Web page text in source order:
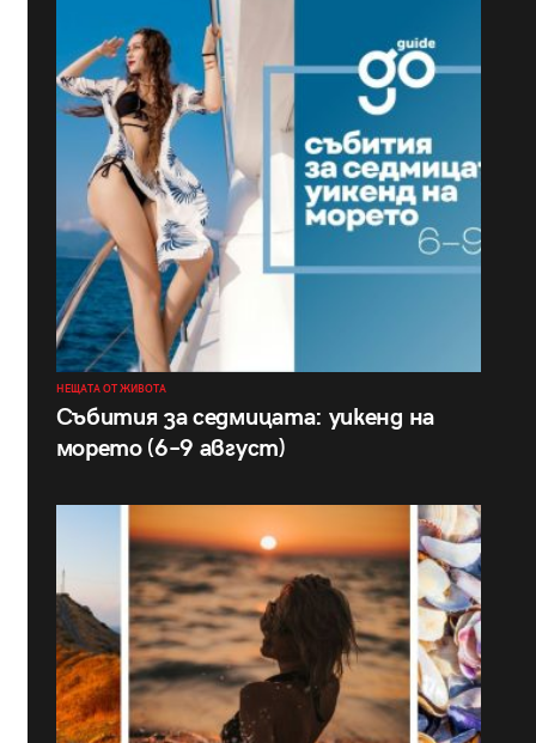
НЕЩАТА ОТ ЖИВОТА
Събития за седмицата: уикенд на
морето (6–9 август)